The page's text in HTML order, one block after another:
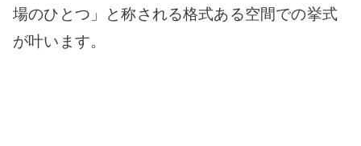
場のひとつ」と称される格式ある空間での挙式
が叶います。